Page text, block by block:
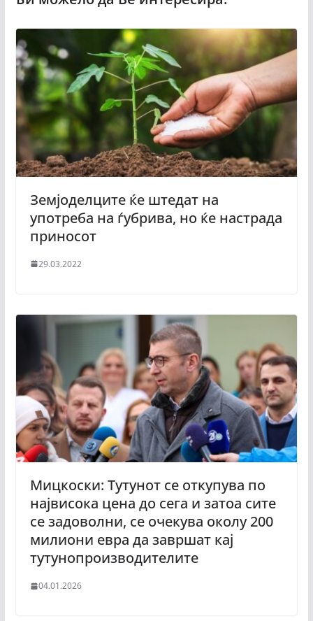
Земјоделците ќе штедат на
употреба на ѓубрива, но ќе настрада
приносот
29.03.2022
Мицкоски: Тутунот се откупува по
највисока цена до сега и затоа сите
се задоволни, се очекува околу 200
милиони евра да завршат кај
тутунопроизводителите
04.01.2026